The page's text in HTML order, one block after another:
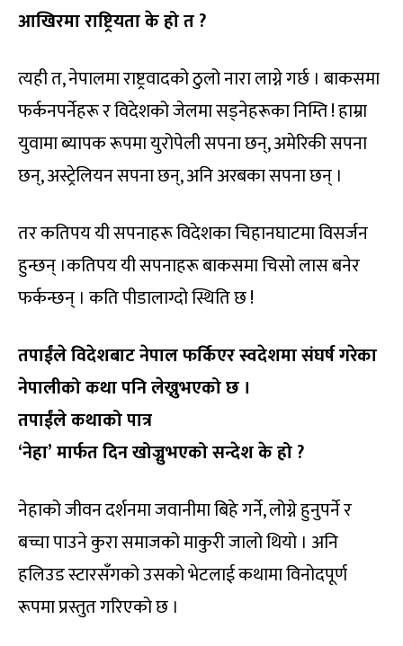
आखिरमा राष्ट्रियता के हो त ?
त्यही त, नेपालमा राष्ट्रवादको ठुलो नारा लाग्ने गर्छ । बाकसमा
फर्कनपर्नेहरू र विदेशको जेलमा सड्नेहरूका निम्ति ! हाम्रा
युवामा ब्यापक रूपमा युरोपेली सपना छन्, अमेरिकी सपना
छन्, अस्ट्रेलियन सपना छन्, अनि अरबका सपना छन् ।
तर कतिपय यी सपनाहरू विदेशका चिहानघाटमा विसर्जन
हुन्छन् ।कतिपय यी सपनाहरू बाकसमा चिसो लास बनेर
फर्कन्छन् । कति पीडालाग्दो स्थिति छ !
तपाईंले विदेशबाट नेपाल फर्किएर स्वदेशमा संघर्ष गरेका
नेपालीको कथा पनि लेख्नुभएको छ ।
तपाईंले कथाको पात्र
‘नेहा’ मार्फत दिन खोज्नुभएको सन्देश के हो ?
नेहाको जीवन दर्शनमा जवानीमा बिहे गर्ने, लोग्ने हुनुपर्ने र
बच्चा पाउने कुरा समाजको माकुरी जालो थियो । अनि
हलिउड स्टारसँगको उसको भेटलाई कथामा विनोदपूर्ण
रूपमा प्रस्तुत गरिएको छ ।